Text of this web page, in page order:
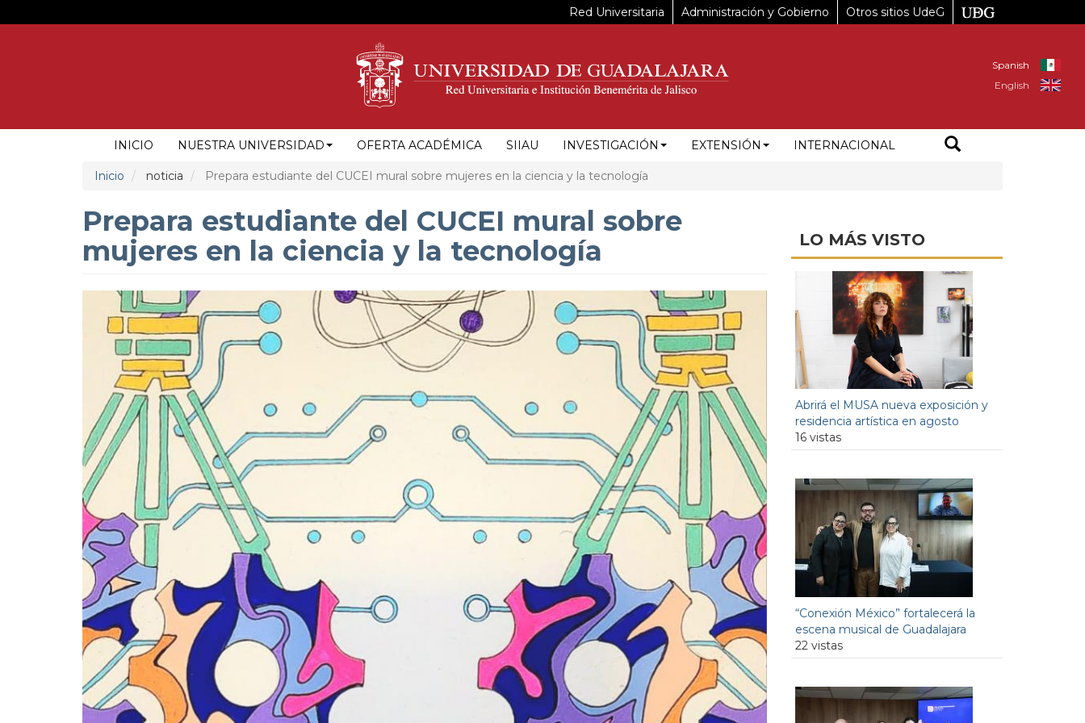
al
Red Universitaria Administración y Gobierno Otros sitios UdeG
Spanish
English
NAVEGACIÓN
PRINCIPAL
INICIO NUESTRA UNIVERSIDAD OFERTA ACADÉMICA SIIAU INVESTIGACIÓN EXTENSIÓN INTERNACIONAL
Inicio noticia Prepara estudiante del CUCEI mural sobre mujeres en la ciencia y la tecnología
Prepara estudiante del CUCEI mural sobre
mujeres en la ciencia y la tecnología
LO MÁS VISTO
Abrirá el MUSA nueva exposición y
residencia artística en agosto
16 vistas
“Conexión México” fortalecerá la
escena musical de Guadalajara
22 vistas